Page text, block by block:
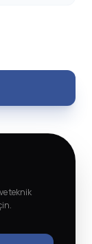
teknik